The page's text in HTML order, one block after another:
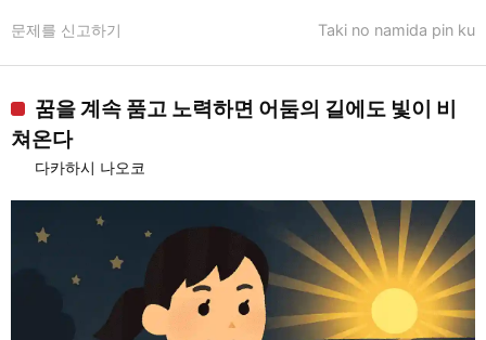
Taki no namida pin ku
문제를 신고하기
꿈을 계속 품고 노력하면 어둠의 길에도 빛이 비
쳐온다
다카하시 나오코